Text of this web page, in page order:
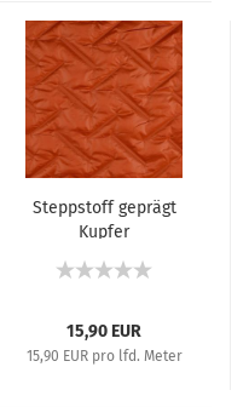
Steppstoff geprägt
Kupfer
15,90 EUR
15,90 EUR pro lfd. Meter